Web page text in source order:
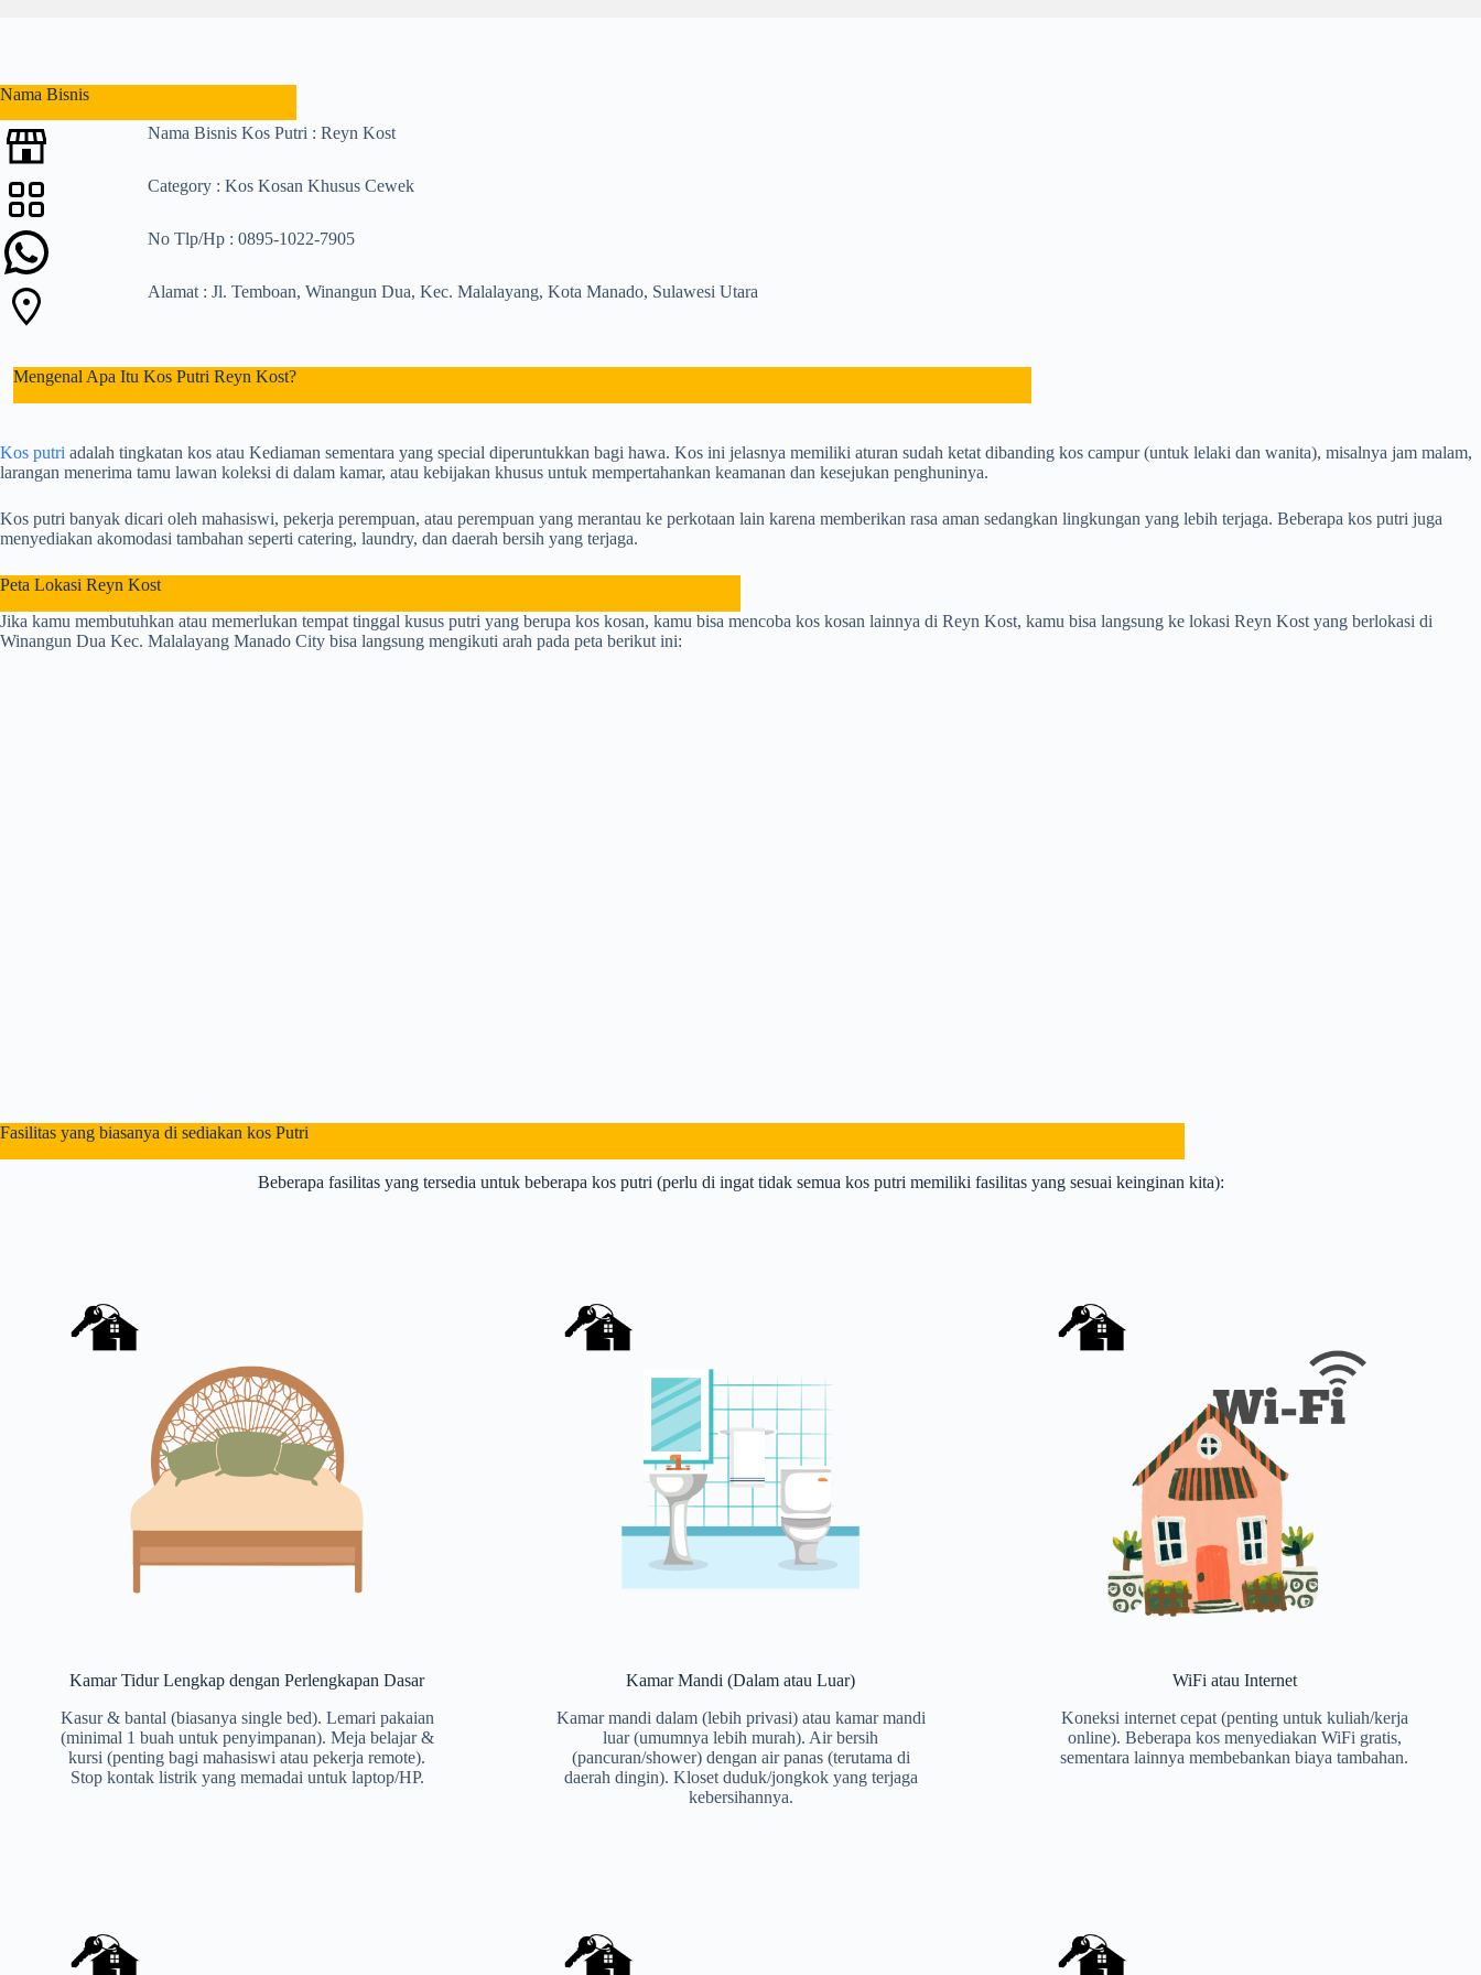
Nama Bisnis
Nama Bisnis Kos Putri : Reyn Kost
Category : Kos Kosan Khusus Cewek
No Tlp/Hp : 0895-1022-7905
Alamat : Jl. Temboan, Winangun Dua, Kec. Malalayang, Kota Manado, Sulawesi Utara
Mengenal Apa Itu Kos Putri Reyn Kost?
Kos putri adalah tingkatan kos atau Kediaman sementara yang special diperuntukkan bagi hawa. Kos ini jelasnya memiliki aturan sudah ketat dibanding kos campur (untuk lelaki dan wanita), misalnya jam malam,
larangan menerima tamu lawan koleksi di dalam kamar, atau kebijakan khusus untuk mempertahankan keamanan dan kesejukan penghuninya.
Kos putri banyak dicari oleh mahasiswi, pekerja perempuan, atau perempuan yang merantau ke perkotaan lain karena memberikan rasa aman sedangkan lingkungan yang lebih terjaga. Beberapa kos putri juga
menyediakan akomodasi tambahan seperti catering, laundry, dan daerah bersih yang terjaga.
Peta Lokasi Reyn Kost
Jika kamu membutuhkan atau memerlukan tempat tinggal kusus putri yang berupa kos kosan, kamu bisa mencoba kos kosan lainnya di Reyn Kost, kamu bisa langsung ke lokasi Reyn Kost yang berlokasi di
Winangun Dua Kec. Malalayang Manado City bisa langsung mengikuti arah pada peta berikut ini:
Fasilitas yang biasanya di sediakan kos Putri
Beberapa fasilitas yang tersedia untuk beberapa kos putri (perlu di ingat tidak semua kos putri memiliki fasilitas yang sesuai keinginan kita):
Kamar Tidur Lengkap dengan Perlengkapan Dasar
Kasur & bantal (biasanya single bed). Lemari pakaian
(minimal 1 buah untuk penyimpanan). Meja belajar &
kursi (penting bagi mahasiswi atau pekerja remote).
Stop kontak listrik yang memadai untuk laptop/HP.
Kamar Mandi (Dalam atau Luar)
Kamar mandi dalam (lebih privasi) atau kamar mandi
luar (umumnya lebih murah). Air bersih
(pancuran/shower) dengan air panas (terutama di
daerah dingin). Kloset duduk/jongkok yang terjaga
kebersihannya.
WiFi atau Internet
Koneksi internet cepat (penting untuk kuliah/kerja
online). Beberapa kos menyediakan WiFi gratis,
sementara lainnya membebankan biaya tambahan.